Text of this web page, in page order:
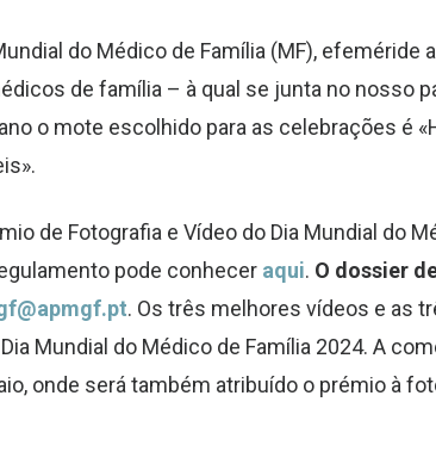
do Médico de Família (MF), efeméride
de família – à qual se junta no nosso
o mote escolhido para as celebrações é «
de Fotografia e Vídeo do Dia Mundial do
pode conhecer aqui. O dossier
. Os três melhores vídeos e as
Mundial do Médico de Família 2024. A
onde será também atribuído o prémio à